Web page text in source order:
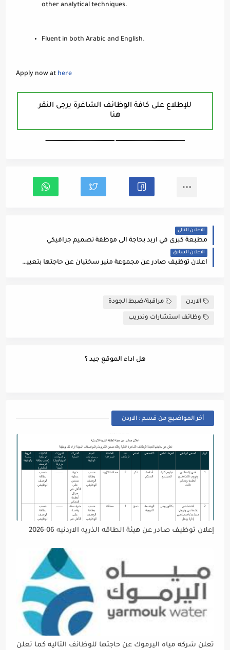
other analytical techniques.
Fluent in both Arabic and English.
Apply now at here
للإطلاع على كافة الوظائف الشاغرة يرجى النقر
هنا
ـــــــــــــــــــــــــــــــــــــــــــــــــــــــــــــــــــ ـــــــــــــــــــــــــــــــــــــــــــــــــــــــــــــــــــ
الاعلان التالي
مطبعة كبرى في اربد بحاجة الى موظفة تصميم جرافيكي
الاعلان السابق
اعلان توظيف صادر عن مجموعة منير سختيان عن حاجتها بتعيين منسق
الاردن مراقبة/ضبط الجودة
وظائف استشارات وتدريب
هل اداء الموقع جيد ؟
أخر المواضيع من قسم : الاردن
إعلان توظيف صادر عن هيئة الطاقه الذريه الاردنيه 06-2026
تعلن شركه مياه اليرموك عن حاجتها للوظائف التاليه كما تعلن